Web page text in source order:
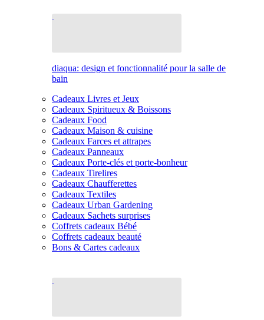
diaqua: design et fonctionnalité pour la salle de
bain
Cadeaux Livres et Jeux
Cadeaux Spiritueux & Boissons
Cadeaux Food
Cadeaux Maison & cuisine
Cadeaux Farces et attrapes
Cadeaux Panneaux
Cadeaux Porte-clés et porte-bonheur
Cadeaux Tirelires
Cadeaux Chaufferettes
Cadeaux Textiles
Cadeaux Urban Gardening
Cadeaux Sachets surprises
Coffrets cadeaux Bébé
Coffrets cadeaux beauté
Bons & Cartes cadeaux